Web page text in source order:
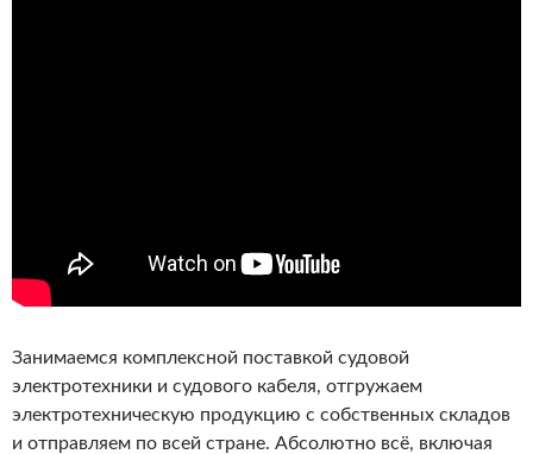
Занимаемся комплексной поставкой судовой
электротехники и судового кабеля, отгружаем
электротехническую продукцию с собственных складов
и отправляем по всей стране. Абсолютно всё, включая